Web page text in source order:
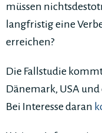
müssen
langfristig eine
erreichen?
Die Fallstudie
Dänemark, USA
Bei Interesse daran